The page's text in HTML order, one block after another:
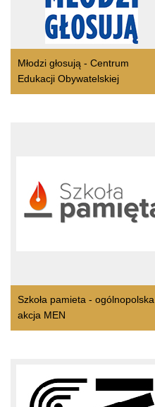
Młodzi głosują - Centrum
Edukacji Obywatelskiej
Szkoła pamieta - ogólnopolska
akcja MEN